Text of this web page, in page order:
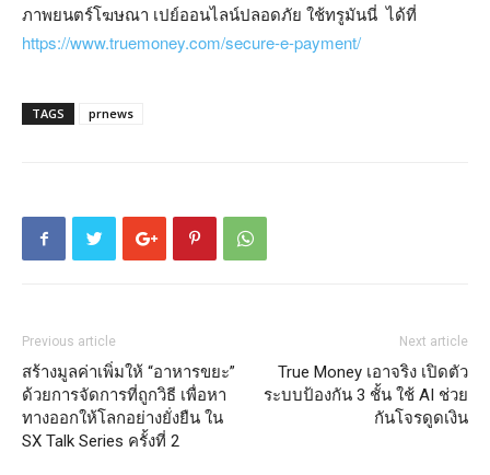
ภาพยนตร์โฆษณา เปย์ออนไลน์ปลอดภัย ใช้ทรูมันนี่ ได้ที่
https://www.truemoney.com/secure-e-payment/
TAGS prnews
Previous article
สร้างมูลค่าเพิ่มให้ “อาหารขยะ”
ด้วยการจัดการที่ถูกวิธี เพื่อหา
ทางออกให้โลกอย่างยั่งยืน ใน
SX Talk Series ครั้งที่ 2
Next article
True Money เอาจริง เปิดตัว
ระบบป้องกัน 3 ชั้น ใช้ AI ช่วย
กันโจรดูดเงิน